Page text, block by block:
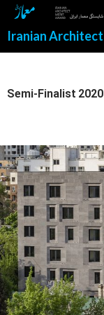
Iranian Architect
Semi-Finalist 2020